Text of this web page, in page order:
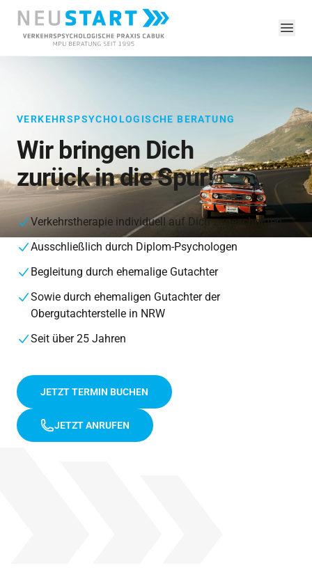
VERKEHRSPSYCHOLOGISCHE BERATUNG
Wir bringen Dich
zurück in die Spur!
Verkehrstherapie individuell auf Dich zugeschnitten
Ausschließlich durch Diplom-Psychologen
Begleitung durch ehemalige Gutachter
Sowie durch ehemaligen Gutachter der
Obergutachterstelle in NRW
Seit über 25 Jahren
JETZT TERMIN BUCHEN
JETZT ANRUFEN